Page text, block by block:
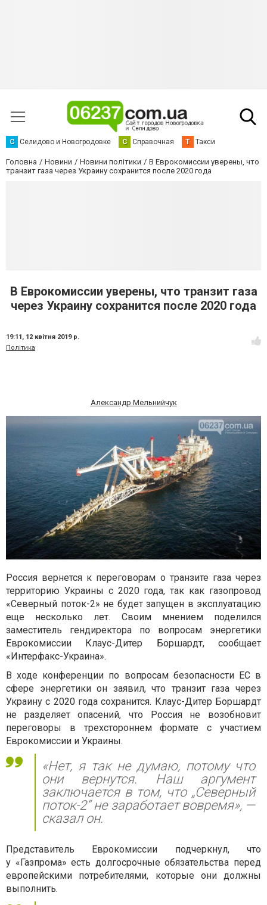
С Селидово и Новогродовке С Справочная Т Такси
Головна Новини Новини політики
В Еврокомиссии уверены, что
транзит газа через Украину сохранится после 2020 года
В Еврокомиссии уверены, что транзит газа
через Украину сохранится после 2020 года
19:11, 12 квітня 2019 р.
Політика
Александр Мельнийчук
Россия вернется к переговорам о транзите газа через
территорию Украины с 2020 года, так как газопровод
«Северный поток-2» не будет запущен в эксплуатацию
еще несколько лет. Своим мнением поделился
заместитель гендиректора по вопросам энергетики
Еврокомиссии Клаус-Дитер Боршардт, сообщает
«Интерфакс-Украина».
В ходе конференции по вопросам безопасности ЕС в
сфере энергетики он заявил, что транзит газа через
Украину с 2020 года сохранится. Клаус-Дитер Боршардт
не разделяет опасений, что Россия не возобновит
переговоры в трехстороннем формате с участием
Еврокомиссии и Украины.
«Нет, я так не думаю, потому что
они вернутся. Наш аргумент
заключается в том, что „Северный
поток-2“ не заработает вовремя», —
сказал он.
Представитель Еврокомиссии подчеркнул, что
у «Газпрома» есть долгосрочные обязательства перед
европейскими потребителями, которые они должны
выполнить.